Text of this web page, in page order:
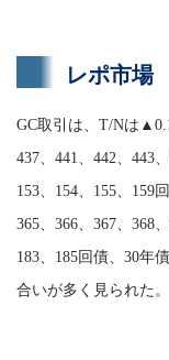
レポ市場
GC取引は、T/Nは
437、441、442、443
153、154、155、159
365、366、367、368
183、185回債、30年
合いが多く見られた。